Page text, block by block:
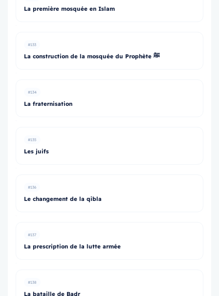
La première mosquée en Islam
#133
La construction de la mosquée du Prophète ﷺ
#134
La fraternisation
#135
Les juifs
#136
Le changement de la qibla
#137
La prescription de la lutte armée
#138
La bataille de Badr